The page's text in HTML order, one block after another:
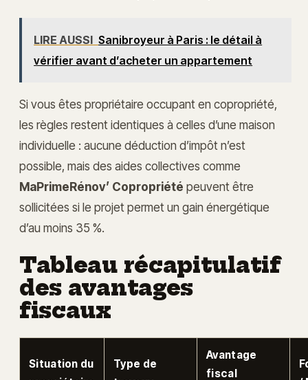
LIRE AUSSI Sanibroyeur à Paris : le détail à
vérifier avant d’acheter un appartement
Si vous êtes propriétaire occupant en copropriété,
les règles restent identiques à celles d’une maison
individuelle : aucune déduction d’impôt n’est
possible, mais des aides collectives comme
MaPrimeRénov’ Copropriété peuvent être
sollicitées si le projet permet un gain énergétique
d’au moins 35 %.
Tableau récapitulatif
des avantages
fiscaux
Situation du
Type de
Avantage
fiscal